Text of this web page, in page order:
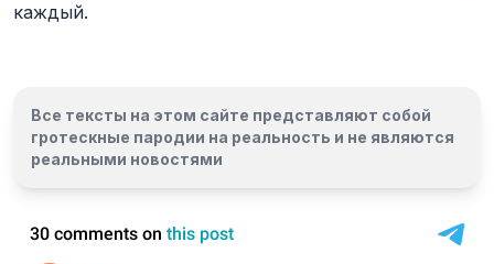
каждый.
Все тексты на этом сайте представляют собой
гротескные пародии на реальность и не являются
реальными новостями